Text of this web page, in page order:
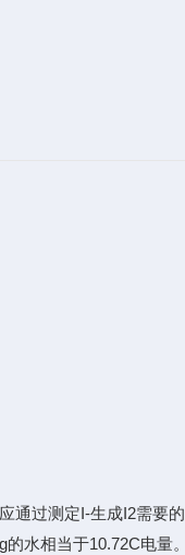
通过测定I-生成I2需要
水相当于10.72C电量。